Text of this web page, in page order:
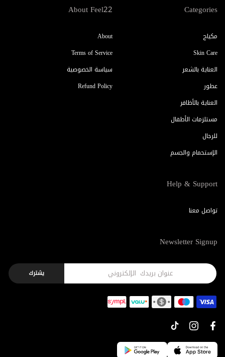
Categories
مكياج
Skin Care
العناية بالشعر
عطور
العناية بالأظافر
مستلزمات الأطفال
للرجال
الإستحمام والجسم
About Feel22
About
Terms of Service
سياسة الخصوصية
Refund Policy
Help & Support
تواصل معنا
Newsletter Signup
يشترك